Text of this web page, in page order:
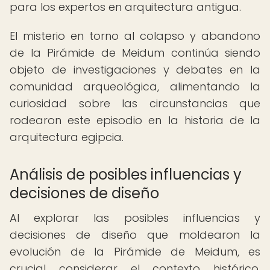
para los expertos en arquitectura antigua.
El misterio en torno al colapso y abandono
de la Pirámide de Meidum continúa siendo
objeto de investigaciones y debates en la
comunidad arqueológica, alimentando la
curiosidad sobre las circunstancias que
rodearon este episodio en la historia de la
arquitectura egipcia.
Análisis de posibles influencias y
decisiones de diseño
Al explorar las posibles influencias y
decisiones de diseño que moldearon la
evolución de la Pirámide de Meidum, es